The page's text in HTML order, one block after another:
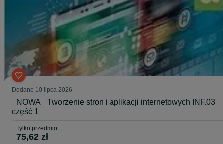
Dodane 10 lipca 2026
_NOWA_ Tworzenie stron i aplikacji internetowych INF.03
część 1
Tylko przedmiot
75,62 zł